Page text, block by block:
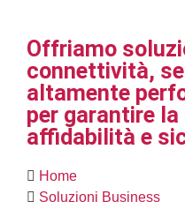
Offriamo
connettività,
altamente
per garantire
affidabilità e
Home
Soluzioni Business